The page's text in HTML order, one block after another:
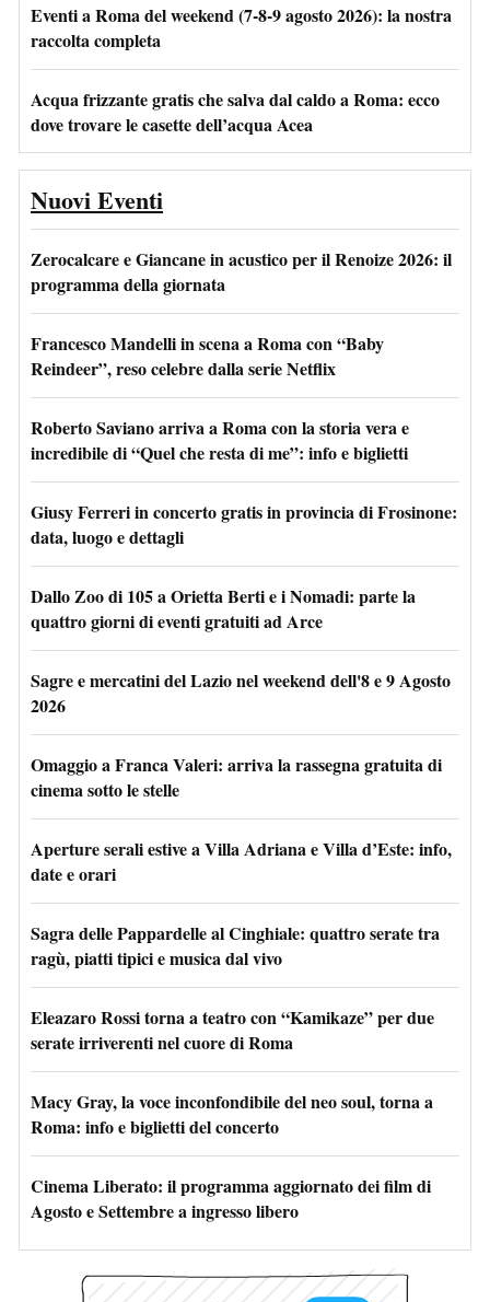
Eventi a Roma del weekend (7-8-9 agosto 2026): la nostra
raccolta completa
Acqua frizzante gratis che salva dal caldo a Roma: ecco
dove trovare le casette dell’acqua Acea
Nuovi Eventi
Zerocalcare e Giancane in acustico per il Renoize 2026: il
programma della giornata
Francesco Mandelli in scena a Roma con “Baby
Reindeer”, reso celebre dalla serie Netflix
Roberto Saviano arriva a Roma con la storia vera e
incredibile di “Quel che resta di me”: info e biglietti
Giusy Ferreri in concerto gratis in provincia di Frosinone:
data, luogo e dettagli
Dallo Zoo di 105 a Orietta Berti e i Nomadi: parte la
quattro giorni di eventi gratuiti ad Arce
Sagre e mercatini del Lazio nel weekend dell'8 e 9 Agosto
2026
Omaggio a Franca Valeri: arriva la rassegna gratuita di
cinema sotto le stelle
Aperture serali estive a Villa Adriana e Villa d’Este: info,
date e orari
Sagra delle Pappardelle al Cinghiale: quattro serate tra
ragù, piatti tipici e musica dal vivo
Eleazaro Rossi torna a teatro con “Kamikaze” per due
serate irriverenti nel cuore di Roma
Macy Gray, la voce inconfondibile del neo soul, torna a
Roma: info e biglietti del concerto
Cinema Liberato: il programma aggiornato dei film di
Agosto e Settembre a ingresso libero